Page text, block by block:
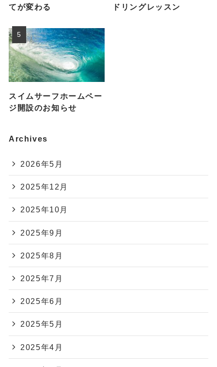
てが変わる
ドリングレッスン
スイムサーフホームペー
ジ開設のお知らせ
Archives
2026年5月
2025年12月
2025年10月
2025年9月
2025年8月
2025年7月
2025年6月
2025年5月
2025年4月